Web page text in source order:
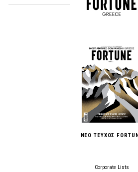
ΝΕΟ ΤΕΥΧΟΣ
Corporate Lists